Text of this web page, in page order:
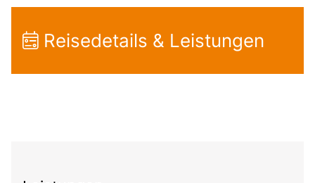
Reisedetails & Leistungen